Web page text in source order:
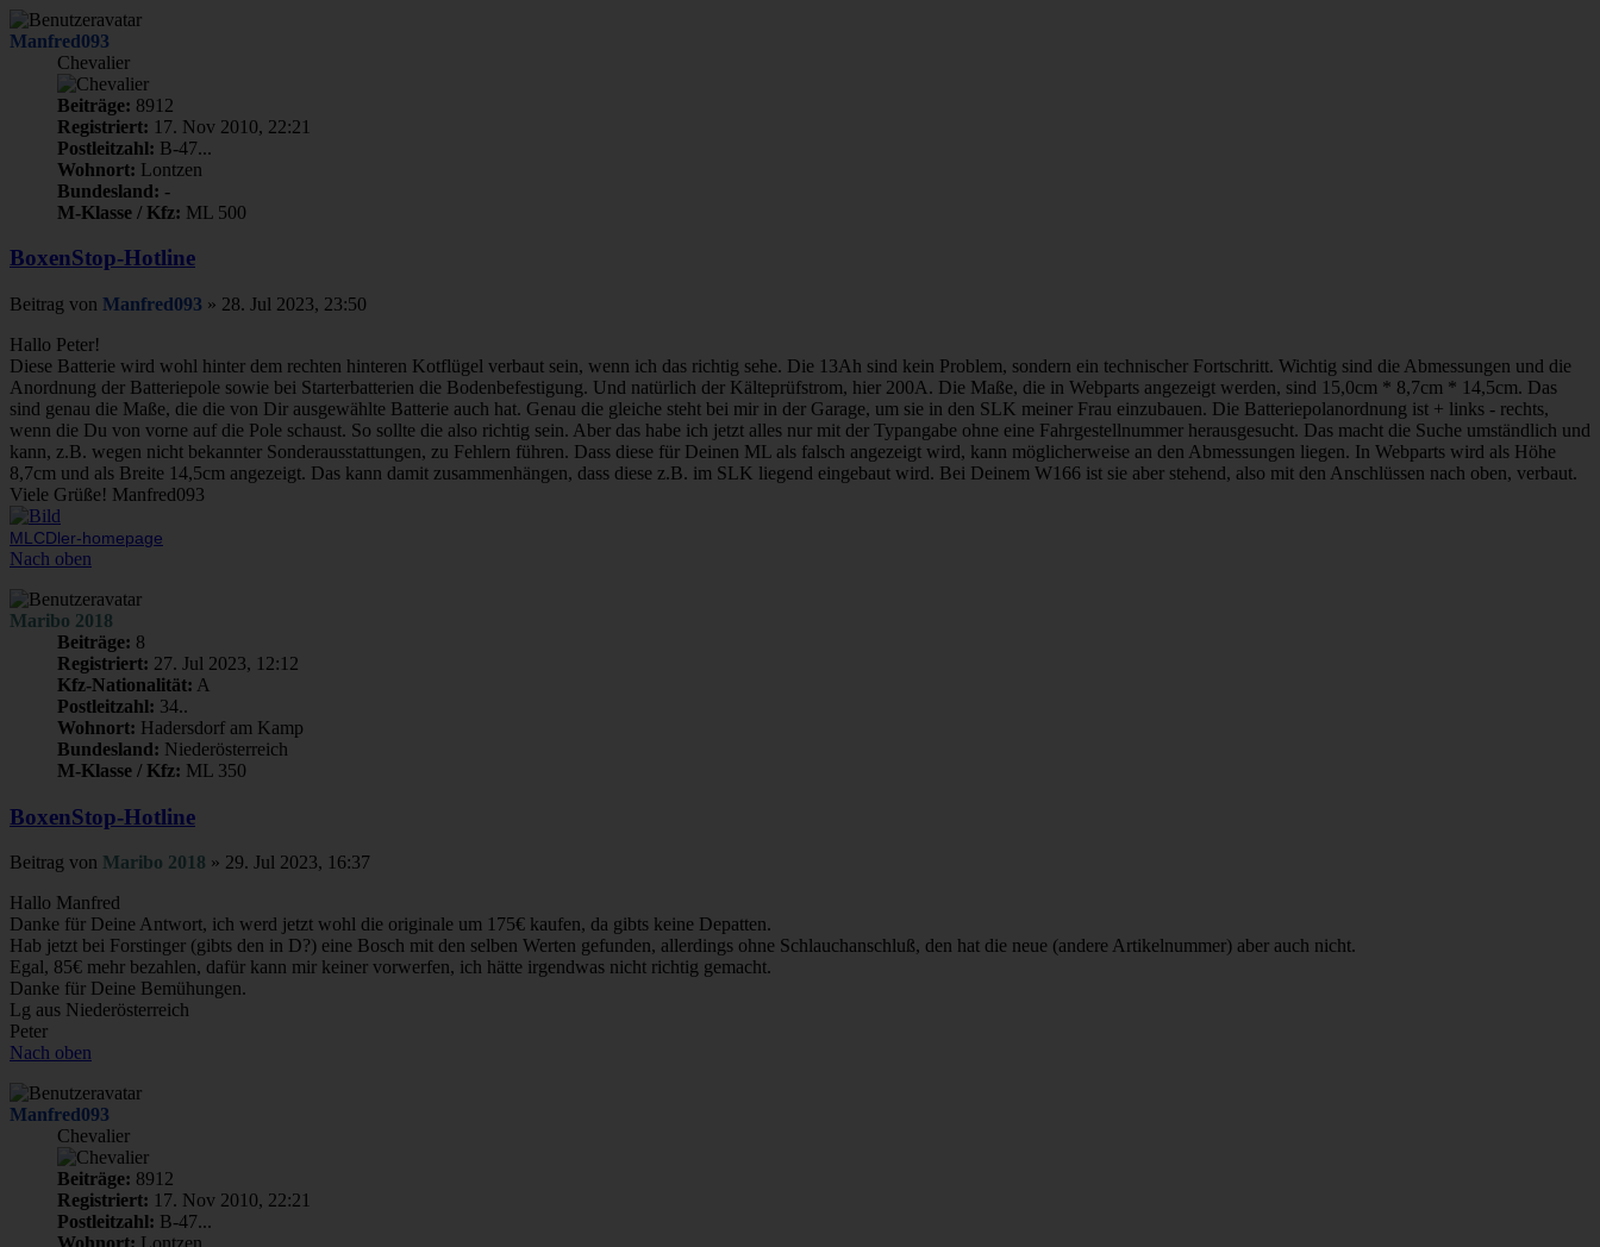
Manfred093
Chevalier
Beiträge: 8912
Registriert: 17. Nov 2010, 22:21
Postleitzahl: B-47...
Wohnort: Lontzen
Bundesland: -
M-Klasse / Kfz: ML 500
BoxenStop-Hotline
Beitrag von Manfred093 » 28. Jul 2023, 23:50
Hallo Peter!
Diese Batterie wird wohl hinter dem rechten hinteren Kotflügel verbaut sein, wenn ich das richtig sehe. Die 13Ah sind kein Problem, sondern ein technischer Fortschritt. Wichtig sind die Abmessungen und die
Anordnung der Batteriepole sowie bei Starterbatterien die Bodenbefestigung. Und natürlich der Kälteprüfstrom, hier 200A. Die Maße, die in Webparts angezeigt werden, sind 15,0cm * 8,7cm * 14,5cm. Das
sind genau die Maße, die die von Dir ausgewählte Batterie auch hat. Genau die gleiche steht bei mir in der Garage, um sie in den SLK meiner Frau einzubauen. Die Batteriepolanordnung ist + links - rechts,
wenn die Du von vorne auf die Pole schaust. So sollte die also richtig sein. Aber das habe ich jetzt alles nur mit der Typangabe ohne eine Fahrgestellnummer herausgesucht. Das macht die Suche umständlich und
kann, z.B. wegen nicht bekannter Sonderausstattungen, zu Fehlern führen. Dass diese für Deinen ML als falsch angezeigt wird, kann möglicherweise an den Abmessungen liegen. In Webparts wird als Höhe
8,7cm und als Breite 14,5cm angezeigt. Das kann damit zusammenhängen, dass diese z.B. im SLK liegend eingebaut wird. Bei Deinem W166 ist sie aber stehend, also mit den Anschlüssen nach oben, verbaut.
Viele Grüße! Manfred093
MLCDler-homepage
Nach oben
Maribo 2018
Beiträge: 8
Registriert: 27. Jul 2023, 12:12
Kfz-Nationalität: A
Postleitzahl: 34..
Wohnort: Hadersdorf am Kamp
Bundesland: Niederösterreich
M-Klasse / Kfz: ML 350
BoxenStop-Hotline
Beitrag von Maribo 2018 » 29. Jul 2023, 16:37
Hallo Manfred
Danke für Deine Antwort, ich werd jetzt wohl die originale um 175€ kaufen, da gibts keine Depatten.
Hab jetzt bei Forstinger (gibts den in D?) eine Bosch mit den selben Werten gefunden, allerdings ohne Schlauchanschluß, den hat die neue (andere Artikelnummer) aber auch nicht.
Egal, 85€ mehr bezahlen, dafür kann mir keiner vorwerfen, ich hätte irgendwas nicht richtig gemacht.
Danke für Deine Bemühungen.
Lg aus Niederösterreich
Peter
Nach oben
Manfred093
Chevalier
Beiträge: 8912
Registriert: 17. Nov 2010, 22:21
Postleitzahl: B-47...